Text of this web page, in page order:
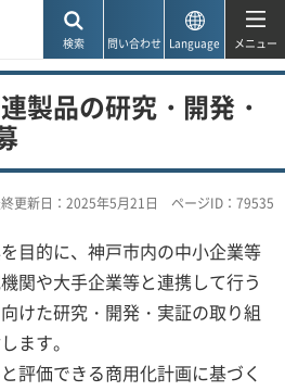
検索 問い合わせ Language メニュー
製品の研究・開発・
更新日：2025年5月21日 ページID：79535
目的に、神戸市内の中小企業等
関や大手企業等と連携して行う
けた研究・開発・実証の取り組
ます。
評価できる商用化計画に基づく